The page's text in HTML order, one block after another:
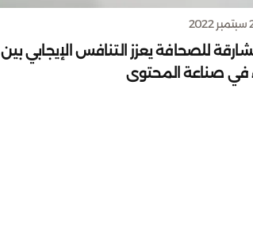
للصحافة يعزز التنافس الإيجابي بين
في صناعة المحتوى